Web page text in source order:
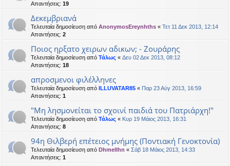
Απαντήσεις: 19
Δεκεμβριανά
Τελευταία δημοσίευση από AnonymosEreynhths « Τετ 11 Δεκ 2013, 12:14
Απαντήσεις: 2
Ποιος ηρξατο χειρων αδικων; - Ζουράρης
Τελευταία δημοσίευση από Τάλως « Δευ 02 Δεκ 2013, 08:12
Απαντήσεις: 18
απροσμενοι φιλέλληνες
Τελευταία δημοσίευση από ILLUVATAR85 « Παρ 23 Αύγ 2013, 16:59
Απαντήσεις: 1
"Μη λησμονείται το σχοινί παιδιά του Πατριάρχη!"
Τελευταία δημοσίευση από Τάλως « Κυρ 19 Μάιος 2013, 16:31
Απαντήσεις: 8
94η Θιλβερή επέτειος μνήμης (Ποντιακή Γενοκτονία)
Τελευταία δημοσίευση από Dhmellhn « Σάβ 18 Μάιος 2013, 14:33
Απαντήσεις: 1